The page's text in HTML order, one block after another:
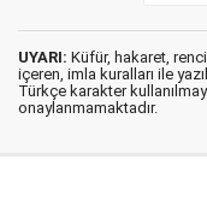
UYARI: Küfür, hakaret,
içeren, imla kuralları ile
Türkçe karakter
onaylanmamaktadır.